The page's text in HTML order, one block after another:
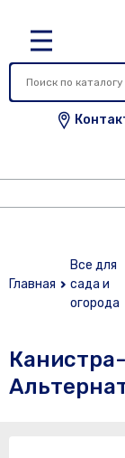
Главная
Все для
сада и
огорода